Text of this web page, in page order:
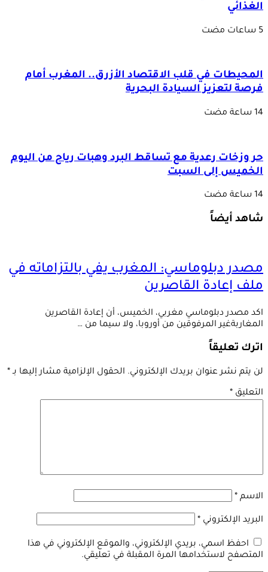
الغذائي
المحيطات في قلب الاقتصاد الأزرق.. المغرب أمام
فرصة لتعزيز السيادة البحرية
حر وزخات رعدية مع تساقط البرد وهبات رياح من اليوم
الخميس إلى السبت
شاهد أيضاً
مصدر دبلوماسي: المغرب يفي بالتزاماته في
ملف إعادة القاصرين
اكد مصدر دبلوماسي مغربي، الخميس، أن إعادة القاصرين
المغاربةغير المرفوقين من أوروبا، ولا سيما من …
اترك تعليقاً
لن يتم نشر عنوان بريدك الإلكتروني. الحقول الإلزامية مشار إليها بـ*
التعليق *
الاسم *
البريد الإلكتروني *
احفظ اسمي، بريدي الإلكتروني، والموقع الإلكتروني في هذا
المتصفح لاستخدامها المرة المقبلة في تعليقي.